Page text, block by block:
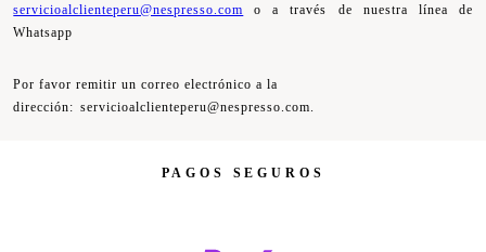
servicioalclienteperu@nespresso.com o a través de nuestra línea de
Whatsapp
Por favor remitir un correo electrónico a la
dirección: servicioalclienteperu@nespresso.com.
PAGOS SEGUROS